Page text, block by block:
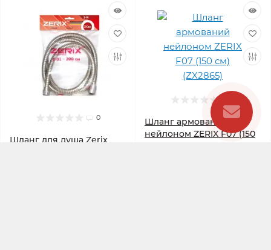
0
Шланг для душа Zerix
Шланг армований
нейлоном ZERIX F07 (150